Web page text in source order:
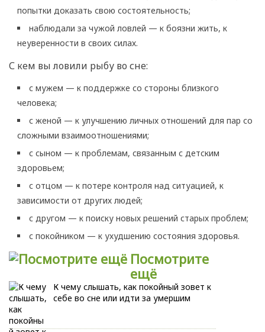
попытки доказать свою состоятельность;
наблюдали за чужой ловлей — к боязни жить, к
неуверенности в своих силах.
С кем вы ловили рыбу во сне:
с мужем — к поддержке со стороны близкого
человека;
с женой — к улучшению личных отношений для пар со
сложными взаимоотношениями;
с сыном — к проблемам, связанным с детским
здоровьем;
с отцом — к потере контроля над ситуацией, к
зависимости от других людей;
с другом — к поиску новых решений старых проблем;
с покойником — к ухудшению состояния здоровья.
Посмотрите
ещё
К чему слышать, как покойный зовет к
себе во сне или идти за умершим